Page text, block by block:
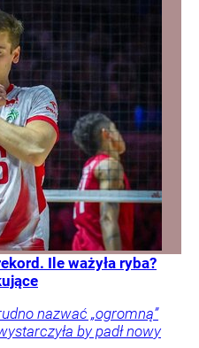
Ile ważyła ryba?
nazwać „ogromną”
by padł nowy